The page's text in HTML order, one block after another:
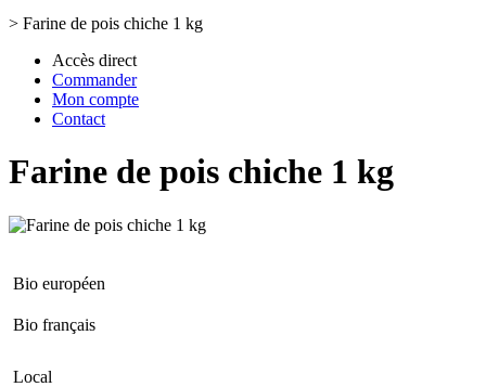
> Farine de pois chiche 1 kg
Accès direct
Commander
Mon compte
Contact
Farine de pois chiche 1 kg
Bio européen
Bio français
Local